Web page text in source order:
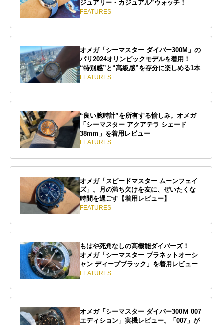
ジュアリー・カジュアル”ウォッチ！
FEATURES
オメガ「シーマスター ダイバー300M」の
パリ2024オリンピックモデルを着用！
“特別感”と“高級感”を存分に楽しめる1本
FEATURES
“良い腕時計”を所有する愉しみ。オメガ
「シーマスター アクアテラ シェード
38mm」を着用レビュー
FEATURES
オメガ「スピードマスター ムーンフェイ
ズ」。月の満ち欠けを友に、ぜいたくな
時間を過ごす【着用レビュー】
FEATURES
もはや死角なしの高機能ダイバーズ！
オメガ「シーマスター プラネットオーシ
ャン ディープブラック」を着用レビュー
FEATURES
オメガ「シーマスター ダイバー300Ｍ 007
エディション」実機レビュー。「007」が